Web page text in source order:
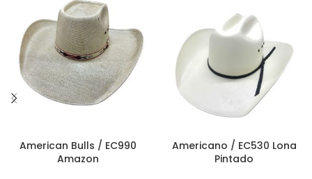
American Bulls / EC990
Amazon
Americano / EC530 Lona
Pintado